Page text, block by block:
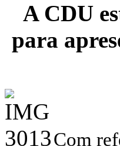
A CDU
para
Com